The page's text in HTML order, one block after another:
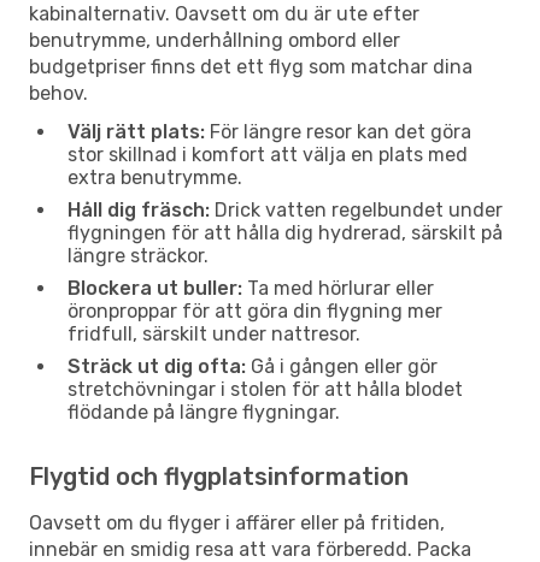
kabinalternativ. Oavsett om du är ute efter
benutrymme, underhållning ombord eller
budgetpriser finns det ett flyg som matchar dina
behov.
Välj rätt plats: För längre resor kan det göra
stor skillnad i komfort att välja en plats med
extra benutrymme.
Håll dig fräsch: Drick vatten regelbundet under
flygningen för att hålla dig hydrerad, särskilt på
längre sträckor.
Blockera ut buller: Ta med hörlurar eller
öronproppar för att göra din flygning mer
fridfull, särskilt under nattresor.
Sträck ut dig ofta: Gå i gången eller gör
stretchövningar i stolen för att hålla blodet
flödande på längre flygningar.
Flygtid och flygplatsinformation
Oavsett om du flyger i affärer eller på fritiden,
innebär en smidig resa att vara förberedd. Packa